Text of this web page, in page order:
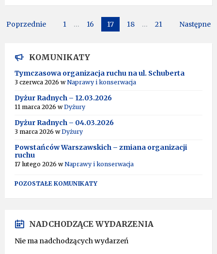
Stronicowanie
Poprzednie 1 … 16 17 18 … 21 Następne
KOMUNIKATY
Tymczasowa organizacja ruchu na ul. Schuberta
3 czerwca 2026 wNaprawy i konserwacja
Dyżur Radnych – 12.03.2026
11 marca 2026 wDyżury
Dyżur Radnych – 04.03.2026
3 marca 2026 wDyżury
Powstańców Warszawskich – zmiana organizacji
ruchu
17 lutego 2026 wNaprawy i konserwacja
POZOSTAŁE KOMUNIKATY
NADCHODZĄCE WYDARZENIA
Nie ma nadchodzących wydarzeń